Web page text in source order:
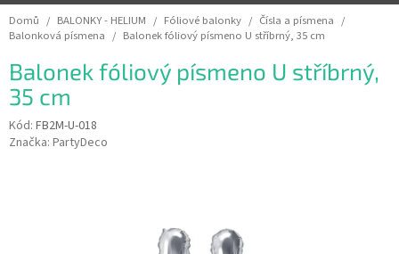
HELIUM
-
OSLAVY
MASKY
-
KOSTÝMY
Domů / BALONKY - HELIUM / Fóliové balonky / Čísla a písmena /
Balonková písmena / Balonek fóliový písmeno U stříbrný, 35 cm
Balonek fóliový písmeno U stříbrný,
35 cm
Kód: FB2M-U-018
Značka: PartyDeco